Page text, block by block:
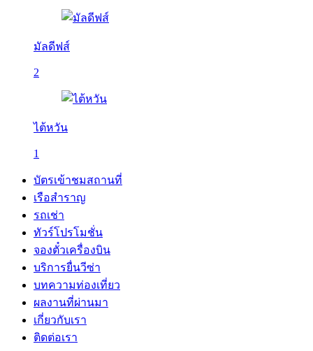
มัลดีฟส์
2
ไต้หวัน
1
บัตรเข้าชมสถานที่
เรือสำราญ
รถเช่า
ทัวร์โปรโมชั่น
จองตั๋วเครื่องบิน
บริการยื่นวีซ่า
บทความท่องเที่ยว
ผลงานที่ผ่านมา
เกี่ยวกับเรา
ติดต่อเรา